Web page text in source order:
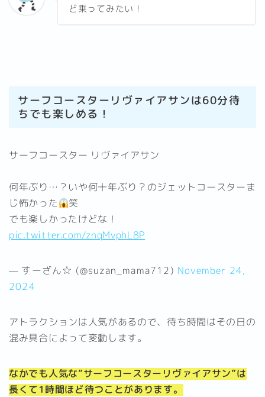
ど乗ってみたい！
サーフコースターリヴァイアサンは60分待
ちでも楽しめる！
サーフコースター リヴァイアサン
何年ぶり…？いや何十年ぶり？のジェットコースターま
じ怖かった
笑
でも楽しかったけどな！
pic.twitter.com/znqMvphL8P
— すーざん☆ (@suzan_mama712) November 24,
2024
アトラクションは人気があるので、待ち時間はその日の
混み具合によって変動します。
なかでも人気な”サーフコースターリヴァイアサン”は
長くて1時間ほど待つことがあります。